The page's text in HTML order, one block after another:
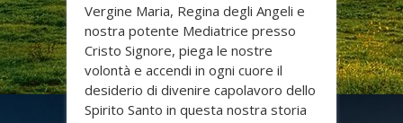
Vergine Maria, Regina degli Angeli e
nostra potente Mediatrice presso
Cristo Signore, piega le nostre
volontà e accendi in ogni cuore il
desiderio di divenire capolavoro dello
Spirito Santo in questa nostra storia